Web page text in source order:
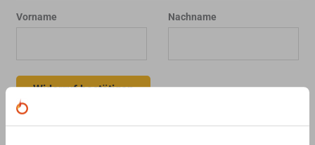
E
a
l
Vorname Nachname
Widerruf bestätigen
Wir sind für Sie da:
info@primus-ofenshop.com